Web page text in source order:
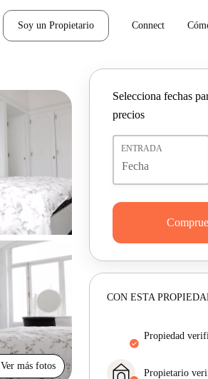
Soy un Propietario Connect
Ver más fotos
Selecciona fechas
precios
ENTRADA
CON ESTA
propiedad
asegurar que
Propietario